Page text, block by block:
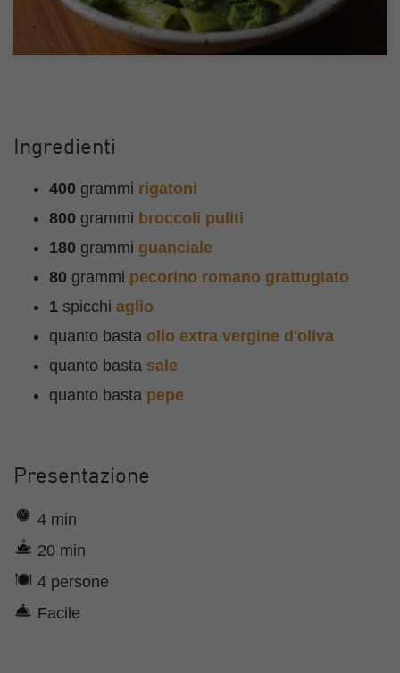
Ingredienti
400 grammi rigatoni
800 grammi broccoli puliti
180 grammi guanciale
80 grammi pecorino romano grattugiato
1 spicchi aglio
quanto basta olio extra vergine d'oliva
quanto basta sale
quanto basta pepe
Presentazione
4 min
20 min
4 persone
Facile